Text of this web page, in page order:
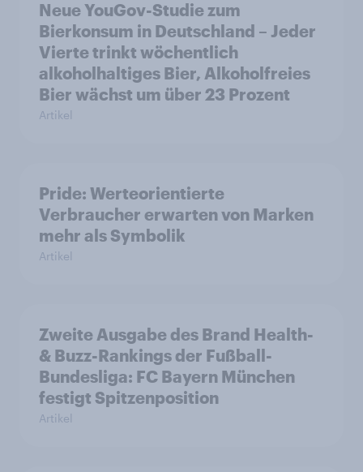
Neue YouGov-Studie zum
Bierkonsum in Deutschland – Jeder
Vierte trinkt wöchentlich
alkoholhaltiges Bier, Alkoholfreies
Bier wächst um über 23 Prozent
Artikel
Pride: Werteorientierte
Verbraucher erwarten von Marken
mehr als Symbolik
Artikel
Zweite Ausgabe des Brand Health-
& Buzz-Rankings der Fußball-
Bundesliga: FC Bayern München
festigt Spitzenposition
Artikel